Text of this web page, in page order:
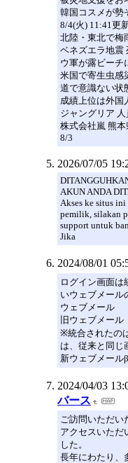
韓国コスメが勢
8/4(火) 11:41更
北陸・東北で梅
ベネズエラ地震
ウ軍が露ビーチ
米国で寄生虫感
道で意識ない状
成績上位は外国
ジャングリア
株式会社嵐 熊
8/3
2026/07/05
AKUN ANDA
Akses ke situs
pemilik, silakan
support untuk
Jika
2024/08/01
ログイン画面は
いウェブメール
ウェブメール
旧ウェブメール
※統合されたの
は、従来と同じ
新ウェブメール
2024/04/03
バース
ご訪問いただ
アクセスいただ
した。
長年にわたり、